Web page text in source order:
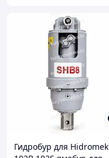
Гидробур для Hidromek